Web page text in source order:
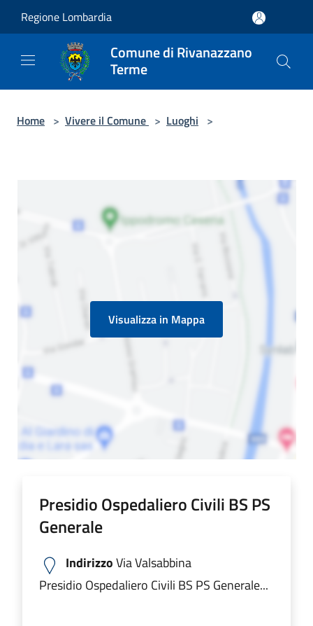
Regione Lombardia
Comune di Rivanazzano
Terme
Home > Vivere il Comune > Luoghi >
Visualizza in Mappa
Presidio Ospedaliero Civili BS PS
Generale
IndirizzoVia Valsabbina
Presidio Ospedaliero Civili BS PS Generale...